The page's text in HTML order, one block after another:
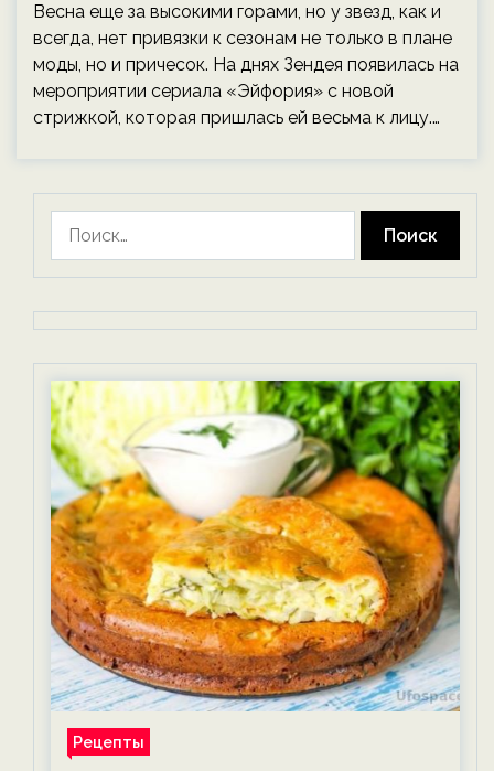
Весна еще за высокими горами, но у звезд, как и
всегда, нет привязки к сезонам не только в плане
моды, но и причесок. На днях Зендея появилась на
мероприятии сериала «Эйфория» с новой
стрижкой, которая пришлась ей весьма к лицу.…
Рецепты